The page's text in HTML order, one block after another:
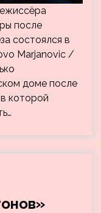
после
состоялся в
Marjanovic /
доме после
которой